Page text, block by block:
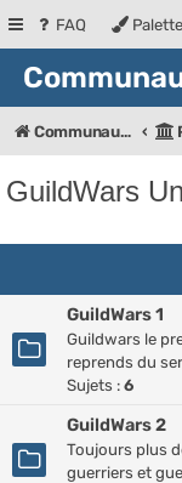
FAQ
Communauté OXyGeN
GuildWars
GuildWars 1
Guildwars le
reprends du
Sujets : 6
GuildWars 2
Toujours plus
guerriers et